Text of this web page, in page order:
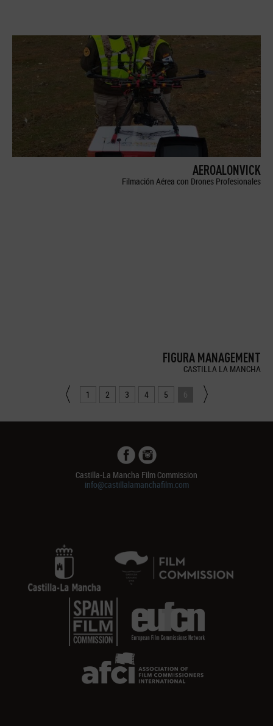
AEROALONVICK
Filmación Aérea con Drones Profesionales
FIGURA MANAGEMENT
CASTILLA LA MANCHA
1 2 3 4 5 6
Castilla-La Mancha Film Commission
info@castillalamanchafilm.com